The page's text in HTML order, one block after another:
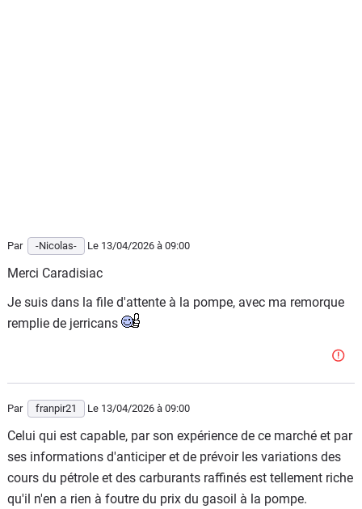
Par -Nicolas- Le 13/04/2026 à 09:00
Merci Caradisiac
Je suis dans la file d'attente à la pompe, avec ma remorque
remplie de jerricans
Par franpir21 Le 13/04/2026 à 09:00
Celui qui est capable, par son expérience de ce marché et par
ses informations d'anticiper et de prévoir les variations des
cours du pétrole et des carburants raffinés est tellement riche
qu'il n'en a rien à foutre du prix du gasoil à la pompe.